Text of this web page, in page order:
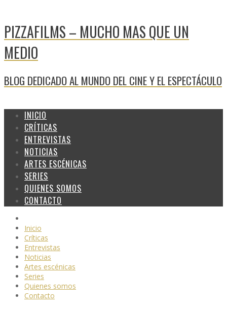
PIZZAFILMS – MUCHO MAS QUE UN
MEDIO
BLOG DEDICADO AL MUNDO DEL CINE Y EL ESPECTÁCULO
INICIO
CRÍTICAS
ENTREVISTAS
NOTICIAS
ARTES ESCÉNICAS
SERIES
QUIENES SOMOS
CONTACTO
Inicio
Críticas
Entrevistas
Noticias
Artes escénicas
Series
Quienes somos
Contacto